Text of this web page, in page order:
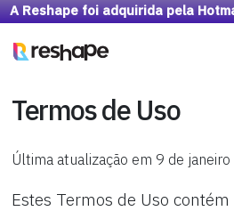
A Reshape foi adquirida pela
Termos de Uso
Última atualização em 9 de
Estes Termos de Uso